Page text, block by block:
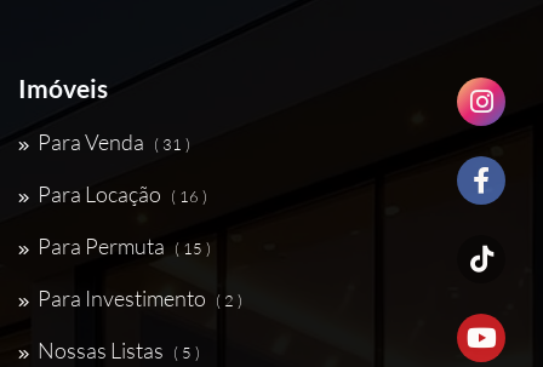
Imóveis
Para Venda ( 31 )
Para Locação ( 16 )
Para Permuta ( 15 )
Para Investimento ( 2 )
Nossas Listas ( 5 )